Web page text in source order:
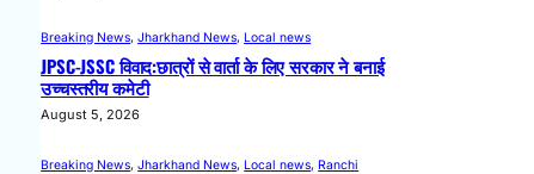
Breaking News, Jharkhand News, Local news
JPSC-JSSC विवाद:छात्रों से वार्ता के लिए सरकार ने बनाई
उच्चस्तरीय कमेटी
August 5, 2026
Breaking News, Jharkhand News, Local news, Ranchi